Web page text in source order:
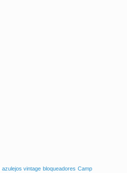
azulejos vintage bloqueadores Camp